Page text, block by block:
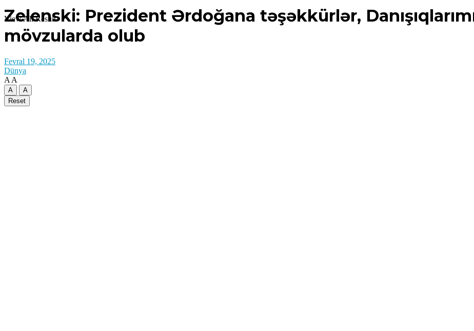
View All Result
Zelenski: Prezident Ərdoğana təşəkkürlər,
mövzularda olub
Fevral 19, 2025
Dünya
A A
A
A
Reset